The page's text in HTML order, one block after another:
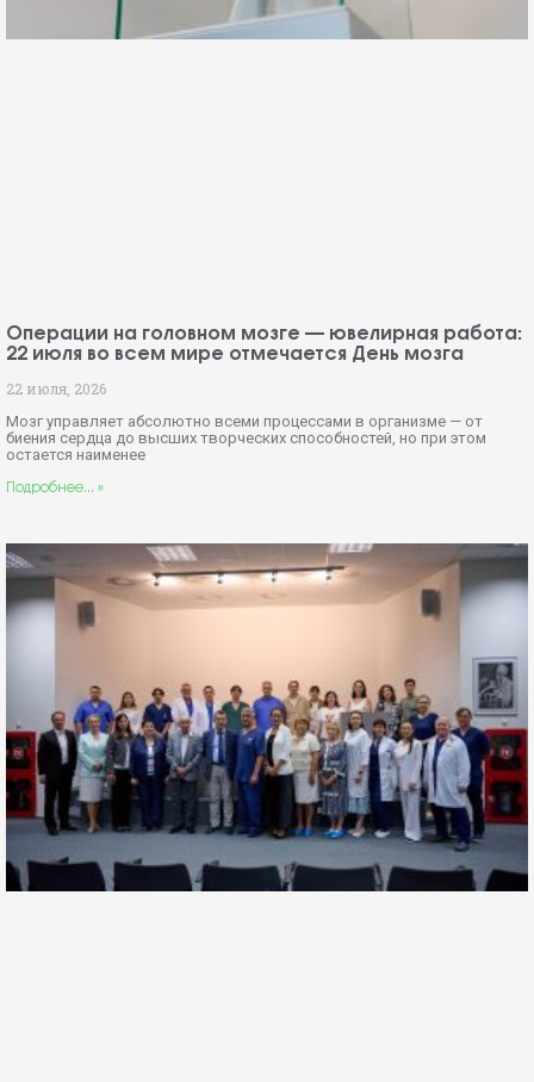
Операции на головном мозге — ювелирная работа:
22 июля во всем мире отмечается День мозга
22 июля, 2026
Мозг управляет абсолютно всеми процессами в организме — от
биения сердца до высших творческих способностей, но при этом
остается наименее
Подробнее... »